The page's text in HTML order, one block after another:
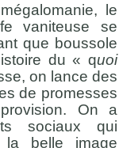
le
vaniteuse se
que boussole
du « quoi
on lance des
de promesses
On a
sociaux qui
belle image